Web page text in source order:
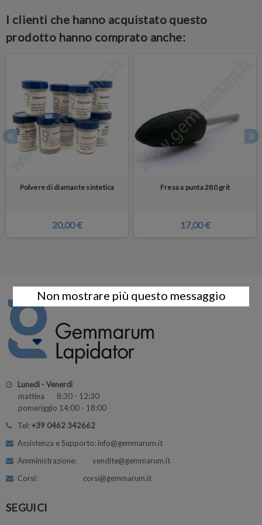
I clienti che hanno acquistato questo
prodotto hanno comprato anche:
Polvere di diamante sintetica
20,00 €
Fresa a punta 280 grit
17,00 €
Lunedì - Venerdì
mattina 8:30 - 12:30
pomeriggio 14:00 - 18:00
Tel:+39 0462 342662
Assistenza e Supporto: info@gemmarum.it
Amministrazione: vendite@gemmarum.it
Corsi: corsi@gemmarum.it
SEGUICI
Non mostrare più questo messaggio